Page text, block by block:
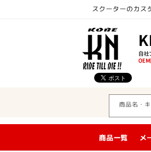
スクーターのカス
商品名・
商品一覧 メ